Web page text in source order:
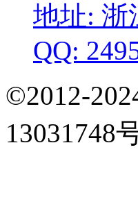
地址: 浙
QQ:
©2012-
13031748